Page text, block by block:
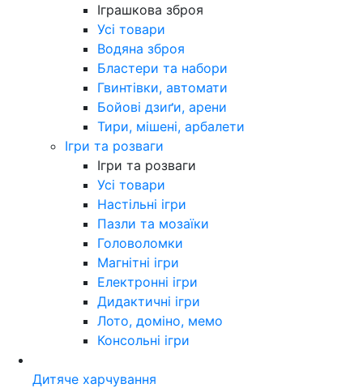
Іграшкова зброя
Усі товари
Водяна зброя
Бластери та набори
Гвинтівки, автомати
Бойові дзиґи, арени
Тири, мішені, арбалети
Ігри та розваги
Ігри та розваги
Усі товари
Настільні ігри
Пазли та мозаїки
Головоломки
Магнітні ігри
Електронні ігри
Дидактичні ігри
Лото, доміно, мемо
Консольні ігри
Дитяче харчування